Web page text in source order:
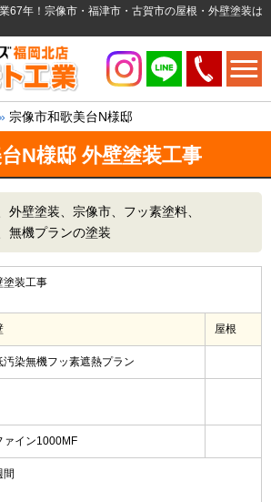
67年！宗像市・福津市・古賀市の屋根・外壁塗装は
宗像市和歌美台N様邸
N様邸 外壁塗装工事
外壁塗装 宗像市
フッ素塗料
無機プランの塗装
塗装工事
屋根
汚染無機フッ素遮熱プラン
ァイン1000MF
間